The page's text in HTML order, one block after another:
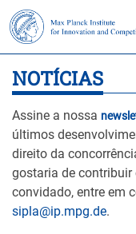
NOTÍCIAS
Assine a nossa
últimos
direito da
gostaria de
convidado, entre em
sipla@ip.mpg.de.